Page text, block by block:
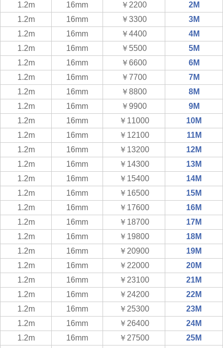
1.2m
16mm ￥2200
2M
1.2m
16mm ￥3300
3M
1.2m
16mm ￥4400
4M
1.2m
16mm ￥5500
5M
1.2m
16mm ￥6600
6M
1.2m
16mm ￥7700
7M
1.2m
16mm ￥8800
8M
1.2m
16mm ￥9900
9M
1.2m
16mm ￥11000
10M
1.2m
16mm ￥12100
11M
1.2m
16mm ￥13200
12M
1.2m
16mm ￥14300
13M
1.2m
16mm ￥15400
14M
1.2m
16mm ￥16500
15M
1.2m
16mm ￥17600
16M
1.2m
16mm ￥18700
17M
1.2m
16mm ￥19800
18M
1.2m
16mm ￥20900
19M
1.2m
16mm ￥22000
20M
1.2m
16mm ￥23100
21M
1.2m
16mm ￥24200
22M
1.2m
16mm ￥25300
23M
1.2m
16mm ￥26400
24M
1.2m
16mm ￥27500
25M